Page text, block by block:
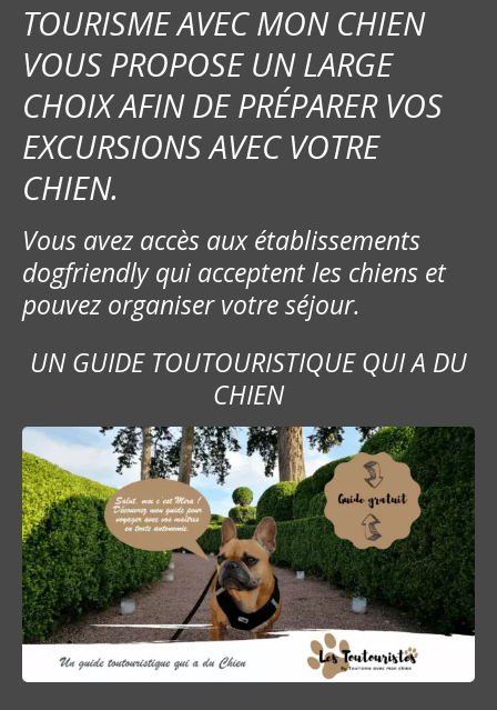
TOURISME AVEC MON CHIEN
VOUS PROPOSE UN LARGE
CHOIX AFIN DE PRÉPARER VOS
EXCURSIONS AVEC VOTRE
CHIEN.
Vous avez accès aux établissements
dogfriendly qui acceptent les chiens et
pouvez organiser votre séjour.
UN GUIDE TOUTOURISTIQUE QUI A DU
CHIEN